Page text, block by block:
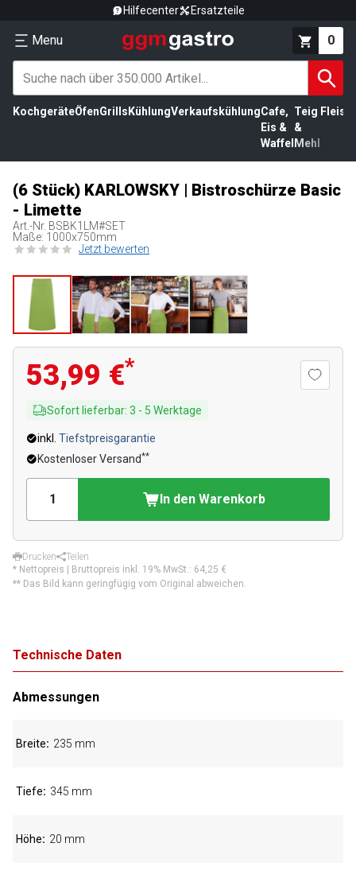
Hilfecenter Ersatzteile
Menu 0
KochgeräteÖfenGrills KühlungVerkaufskühlungCafe,
Eis &
Waffel
Teig
&
Mehl
(6 Stück) KARLOWSKY | Bistroschürze Basic
- Limette
Art.-Nr. BSBK1LM#SET
Maße: 1000x750mm
Jetzt bewerten
53,99 €*
Sofort lieferbar: 3 - 5 Werktage
inkl. Tiefstpreisgarantie
Kostenloser Versand**
In den Warenkorb
Drucken
Teilen
* Nettopreis | Bruttopreis inkl. 19% MwSt.: 64,25 €
** Das Bild kann geringfügig vom Original abweichen.
Technische Daten
Abmessungen
Breite 235 mm
Tiefe 345 mm
Höhe 20 mm